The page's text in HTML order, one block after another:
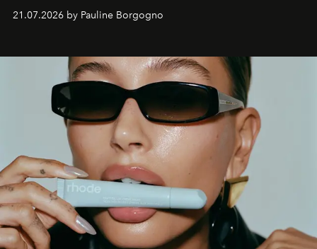
waarin zelfvertrouwen belangrijker is dan een overvloed
aan make-up.
21.07.2026 by Pauline Borgogno